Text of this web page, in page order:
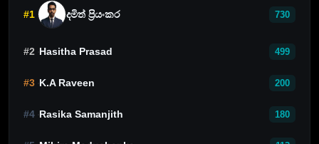
#1 දමිත් ප්‍රියංකර 730
#2 Hasitha Prasad 499
#3 K.A Raveen 200
#4 Rasika Samanjith 180